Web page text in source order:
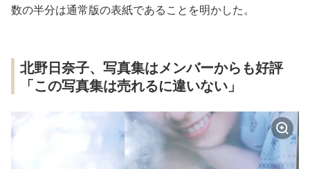
数の半分は通常版の表紙であることを明かした。
北野日奈子、写真集はメンバーからも好評
「この写真集は売れるに違いない」